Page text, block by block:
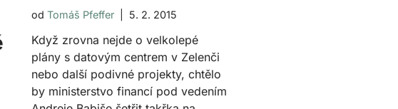
odTomáš Pfeffer 5. 2. 2015
Když zrovna nejde o velkolepé
plány s datovým centrem v Zelenči
nebo další podivné projekty, chtělo
by ministerstvo financí pod vedením